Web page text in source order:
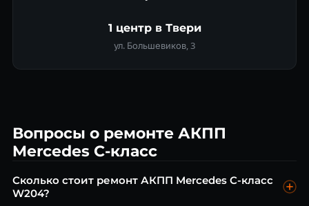
1 центр в Твери
ул. Большевиков, 3
Вопросы о ремонте АКПП
Mercedes C-класс
Сколько стоит ремонт АКПП Mercedes C-класс
W204?